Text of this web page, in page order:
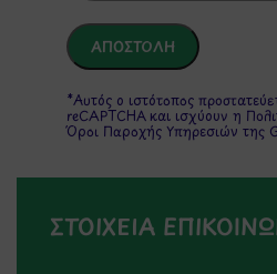
*Αυτός ο ιστότοπος
reCAPTCHA και ισχύουν η
Όροι Παροχής Υπηρεσιώντης
ΣΤΟΙΧΕΙΑ